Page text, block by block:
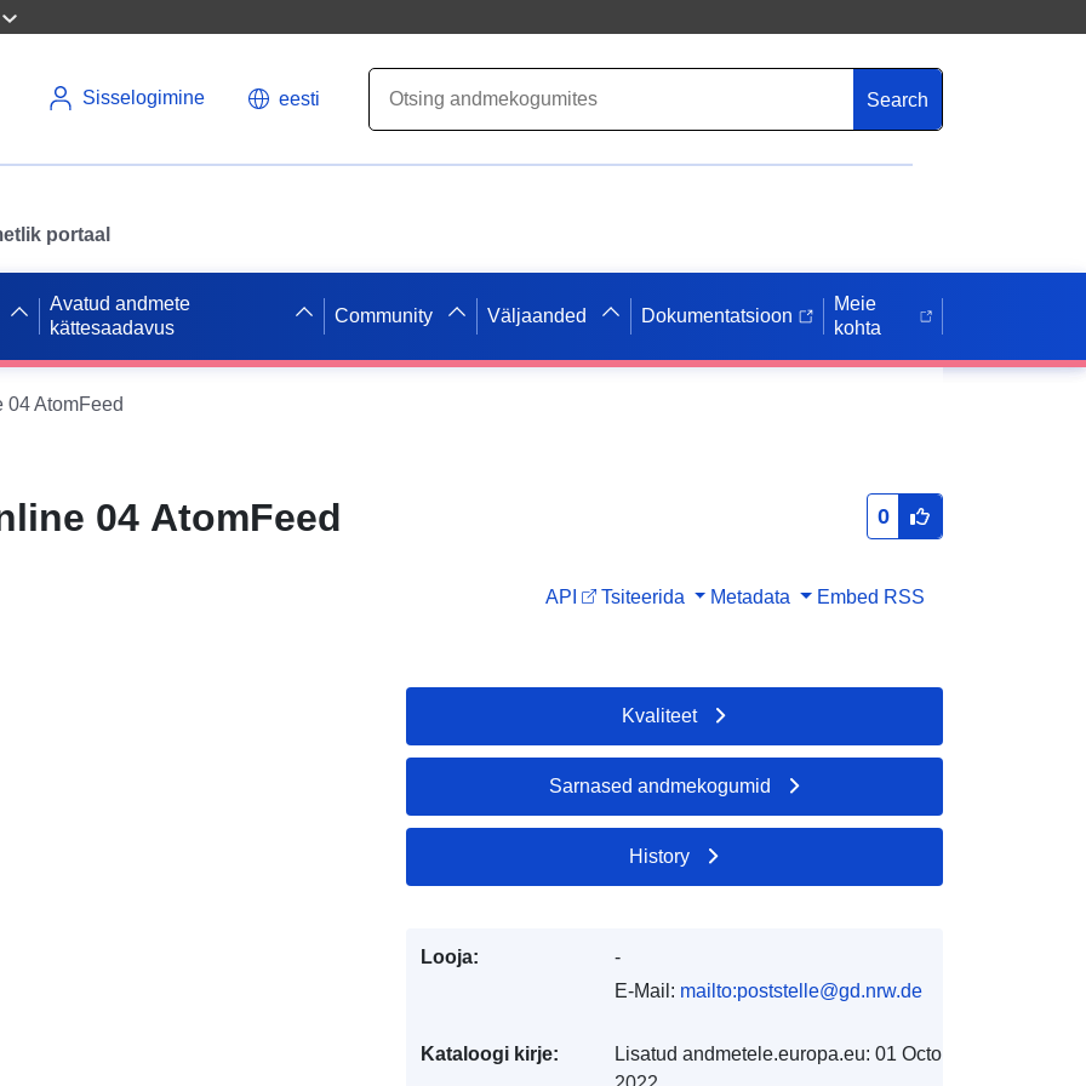
Sisselogimine eesti Search
portaal
Avatud andmete
kättesaadavus
Community Väljaanded Dokumentatsioon
Meie
kohta
04 AtomFeed
04 AtomFeed 0
API Tsiteerida Metadata Embed RSS
Kvaliteet
Sarnased andmekogumid
History
Looja:
-
E-Mail: mailto:poststelle@gd.nrw.de
Kataloogi kirje: Lisatud andmetele.europa.eu: 01 October